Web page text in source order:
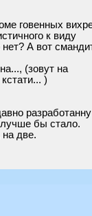
говенных
к виду
А вот
(зовут на
)
бы стало.
две.